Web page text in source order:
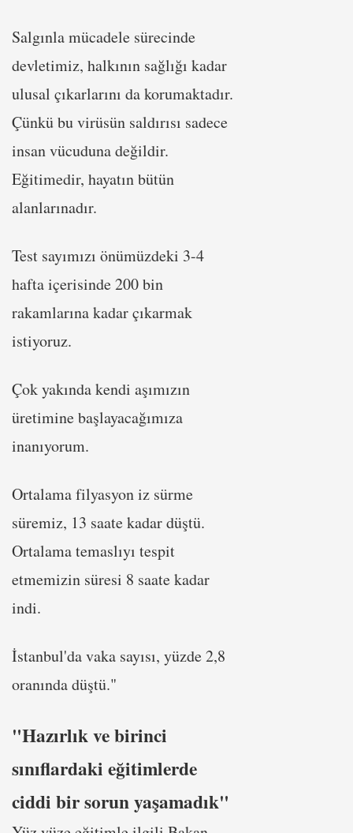
Salgınla mücadele sürecinde
devletimiz, halkının sağlığı kadar
ulusal çıkarlarını da korumaktadır.
Çünkü bu virüsün saldırısı sadece
insan vücuduna değildir.
Eğitimedir, hayatın bütün
alanlarınadır.
Test sayımızı önümüzdeki 3-4
hafta içerisinde 200 bin
rakamlarına kadar çıkarmak
istiyoruz.
Çok yakında kendi aşımızın
üretimine başlayacağımıza
inanıyorum.
Ortalama filyasyon iz sürme
süremiz, 13 saate kadar düştü.
Ortalama temaslıyı tespit
etmemizin süresi 8 saate kadar
indi.
İstanbul'da vaka sayısı, yüzde 2,8
oranında düştü."
"Hazırlık ve birinci
sınıflardaki eğitimlerde
ciddi bir sorun yaşamadık"